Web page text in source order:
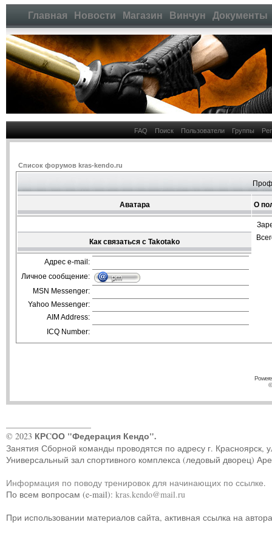
Главная Новости Магазин Винчун Документы
FAQ Поиск Пользователи Группы
Список форумов kras-kendo.ru
Аватара О
Как связаться с Takotako
Адрес e-mail:
Личное сообщение:
MSN Messenger:
Yahoo Messenger:
AIM Address:
ICQ Number:
© 2023 КРCОО "Федерация Кендо".
Занятия Сборной команды проводятся по адресу г. Красноярск,
Универсальный зал спортивного комплекса (ледовый дворец)
Информация по поводу тренировок для начинающих по ссылке.
По всем вопросам (e-mail): kras.kendo@mail.ru
При использовании материалов сайта, активная ссылка на